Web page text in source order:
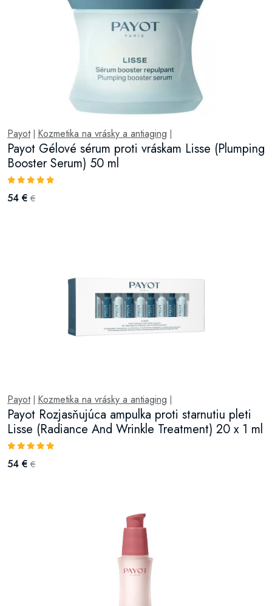
Payot| Kozmetika na vrásky a antiaging
Payot Gélové sérum proti vráskam Lisse (Plumping
Booster Serum) 50 ml
54 € €
Payot| Kozmetika na vrásky a antiaging
Payot Rozjasňujúca ampulka proti starnutiu pleti
Lisse (Radiance And Wrinkle Treatment) 20 x 1 ml
54 € €